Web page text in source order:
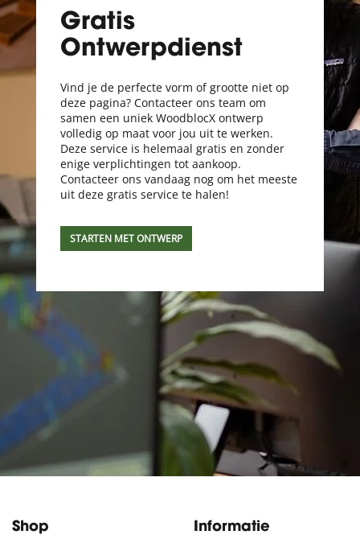
Gratis
Ontwerpdienst
Vind je de perfecte vorm of grootte niet op
deze pagina? Contacteer ons team om
samen een uniek WoodblocX ontwerp
volledig op maat voor jou uit te werken.
Deze service is helemaal gratis en zonder
enige verplichtingen tot aankoop.
Contacteer ons vandaag nog om het meeste
uit deze gratis service te halen!
STARTEN MET ONTWERP
Shop Informatie